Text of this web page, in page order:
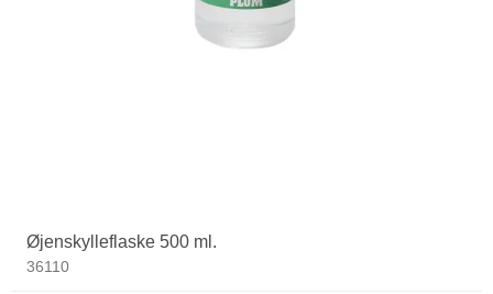
Øjenskylleflaske 500 ml.
36110